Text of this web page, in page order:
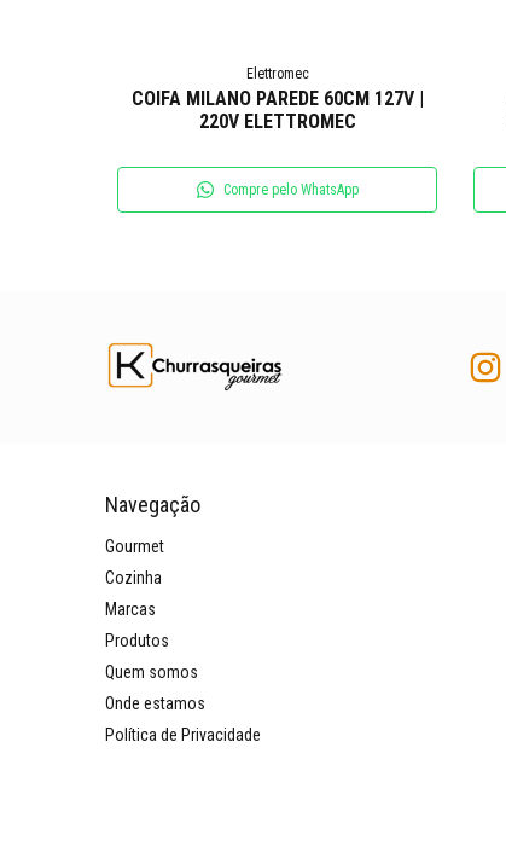
Elettromec
COIFA MILANO PAREDE 60CM 127V |
220V ELETTROMEC
Compre pelo WhatsApp
Navegação
Gourmet
Cozinha
Marcas
Produtos
Quem somos
Onde estamos
Política de Privacidade